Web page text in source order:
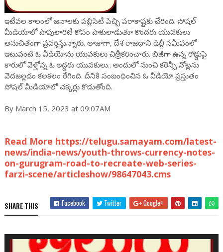
ఇటీవల కాలంలో జనాలకు పబ్లిసిటీ పిచ్చి పరాకాష్టకు చేరింది. సోషల్
మీడియాలో పాపులారిటీ కోసం పాకులాడుతూ కొందరు యువకులు
అనుచితంగా ప్రవర్తిస్తున్నారు. తాజాగా, దేశ రాజధాని ఢిల్లీ సమీపంలో
ఇటువంటి ఓ వీడియోను యువకులు చిత్రీకరించారు. బిజీగా ఉన్న రోడ్డుపై
కారులో వెళ్తోన్న ఓ ఇద్దరు యువకులు.. అందులో నుంచి కరెన్సీ నోట్లను
వెదజల్లడం కలకలం రేగింది. దీనికి సంబంధించిన ఓ వీడియో ప్రస్తుతం
సోషల్ మీడియాలో చక్కర్లు కొడుతోంది.
By March 15, 2023 at 09:07AM
Read More https://telugu.samayam.com/latest-
news/india-news/youth-throws-currency-notes-
on-gurugram-road-to-recreate-web-series-
farzi-scene/articleshow/98647043.cms
SHARE THIS Facebook Twitter Google+